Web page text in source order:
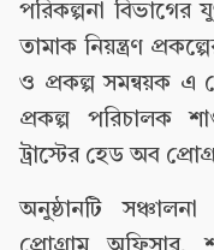
পরিকল্পনা
তামাক নিয়ন্ত্রণ
ও প্রকল্প সমন্বয়ক এ
প্রকল্প পরিচালক
ট্রাস্টের হেড অব
অনুষ্ঠানটি